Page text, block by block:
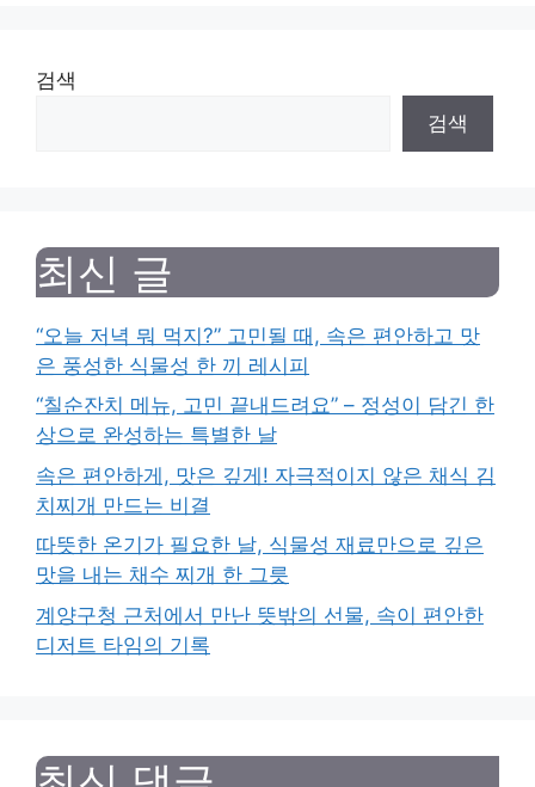
검색
검색
최신 글
“오늘 저녁 뭐 먹지?” 고민될 때, 속은 편안하고 맛
은 풍성한 식물성 한 끼 레시피
“칠순잔치 메뉴, 고민 끝내드려요” – 정성이 담긴 한
상으로 완성하는 특별한 날
속은 편안하게, 맛은 깊게! 자극적이지 않은 채식 김
치찌개 만드는 비결
따뜻한 온기가 필요한 날, 식물성 재료만으로 깊은
맛을 내는 채수 찌개 한 그릇
계양구청 근처에서 만난 뜻밖의 선물, 속이 편안한
디저트 타임의 기록